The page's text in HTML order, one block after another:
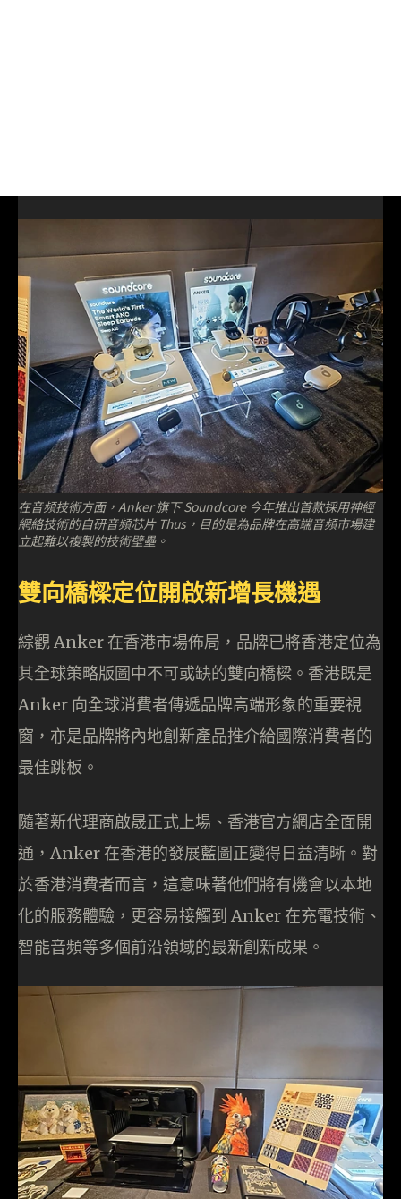
在音頻技術方面，Anker 旗下 Soundcore 今年推出首款採用神經
網絡技術的自研音頻芯片 Thus，目的是為品牌在高端音頻市場建
立起難以複製的技術壁壘。
雙向橋樑定位開啟新增長機遇
綜觀 Anker 在香港市場佈局，品牌已將香港定位為
其全球策略版圖中不可或缺的雙向橋樑。香港既是
Anker 向全球消費者傳遞品牌高端形象的重要視
窗，亦是品牌將內地創新產品推介給國際消費者的
最佳跳板。
隨著新代理商啟晟正式上場、香港官方網店全面開
通，Anker 在香港的發展藍圖正變得日益清晰。對
於香港消費者而言，這意味著他們將有機會以本地
化的服務體驗，更容易接觸到 Anker 在充電技術、
智能音頻等多個前沿領域的最新創新成果。